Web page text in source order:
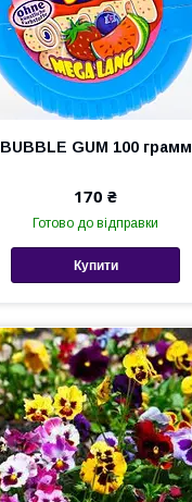
BUBBLE GUM 100 грамм
170 ₴
Готово до відправки
Купити